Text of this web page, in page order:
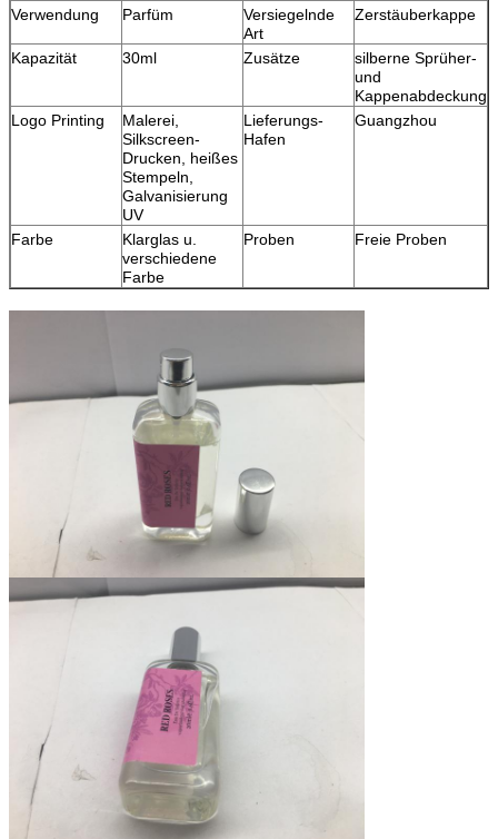
Verwendung Parfüm
Versiegelnde
Art
Zerstäuberkappe
Kapazität 30ml Zusätze
silberne Sprüher-
und
Kappenabdeckung
Logo Printing
Malerei,
Silkscreen-
Drucken, heißes
Stempeln,
Galvanisierung
UV
Lieferungs-
Hafen
Guangzhou
Farbe
Klarglas u.
verschiedene
Farbe
Proben Freie Proben